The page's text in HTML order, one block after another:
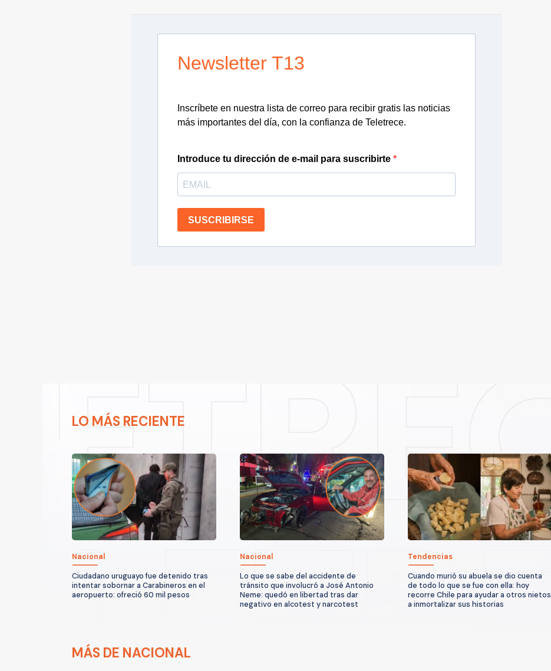
Newsletter T13
Inscríbete en nuestra lista de correo para recibir gratis las noticias
más importantes del día, con la confianza de Teletrece.
Introduce tu dirección de e-mail para suscribirte
SUSCRIBIRSE
LO MÁS RECIENTE
Nacional
Ciudadano uruguayo fue detenido tras
intentar sobornar a Carabineros en el
aeropuerto: ofreció 60 mil pesos
Nacional
Lo que se sabe del accidente de
tránsito que involucró a José Antonio
Neme: quedó en libertad tras dar
negativo en alcotest y narcotest
Tendencias
Cuando murió su abuela se dio cuenta
de todo lo que se fue con ella: hoy
recorre Chile para ayudar a otros nietos
a inmortalizar sus historias
MÁS DE NACIONAL